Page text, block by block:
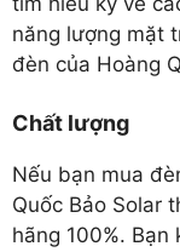
năng lượng mặt
đèn của Hoàng
Chất lượng
Nếu bạn mua
Quốc Bảo Solar
hãng 100%. Bạn